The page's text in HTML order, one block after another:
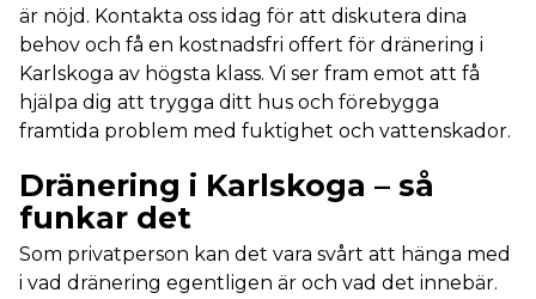
är nöjd. Kontakta oss idag för att diskutera dina
behov och få en kostnadsfri offert för dränering i
Karlskoga av högsta klass. Vi ser fram emot att få
hjälpa dig att trygga ditt hus och förebygga
framtida problem med fuktighet och vattenskador.
Dränering i Karlskoga – så
funkar det
Som privatperson kan det vara svårt att hänga med
i vad dränering egentligen är och vad det innebär.